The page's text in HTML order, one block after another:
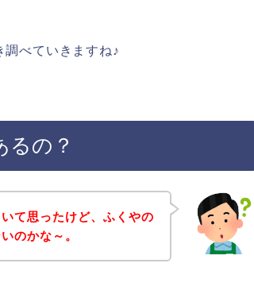
調べていきますね♪
の？
て思ったけど、ふくやの
のかな～。